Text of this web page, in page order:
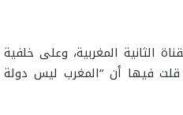
الثانية المغربية، وعلى خلفية
قلت فيها أن “المغرب ليس دولة